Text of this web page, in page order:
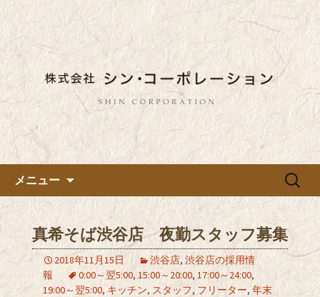
都内に5店舗展開している蕎麦
のお店「真希（しんき）」を運
営する「株式会社シン・コーポ
レーション」のブログ
東京都内に5店舗ある美味しい蕎麦のお
店「真希（しんき）」と運営の「株式
会社シン・コーポレーション」の新着
情報はこちら。店舗によって24時間営
業、宴会なども承っております。季節
のメニューも豊富にご用意。
メニュー
検
真希そば渋谷店 夜勤スタッフ募集
2018年11月15日 渋谷店, 渋谷店の採用情
報
0:00～翌5:00, 15:00～20:00, 17:00～24:00,
19:00～翌5:00, キッチン, スタッフ, フリーター,年末